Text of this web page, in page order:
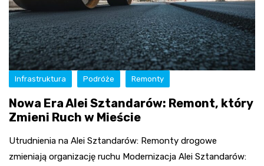
Infrastruktura Podróże Remonty
Nowa Era Alei Sztandarów: Remont, który
Zmieni Ruch w Mieście
Utrudnienia na Alei Sztandarów: Remonty drogowe
zmieniają organizację ruchu Modernizacja Alei Sztandarów: